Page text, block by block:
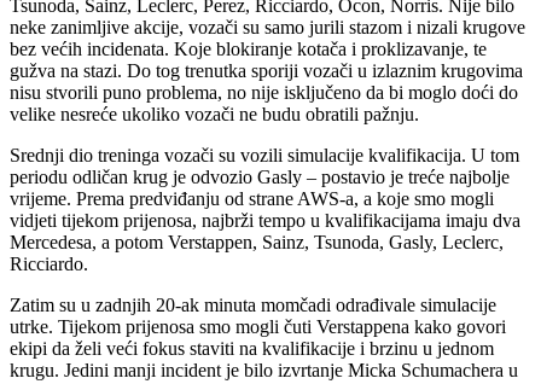
Tsunoda, Sainz, Leclerc, Perez, Ricciardo, Ocon, Norris. Nije bilo
neke zanimljive akcije, vozači su samo jurili stazom i nizali krugove
bez većih incidenata. Koje blokiranje kotača i proklizavanje, te
gužva na stazi. Do tog trenutka sporiji vozači u izlaznim krugovima
nisu stvorili puno problema, no nije isključeno da bi moglo doći do
velike nesreće ukoliko vozači ne budu obratili pažnju.
Srednji dio treninga vozači su vozili simulacije kvalifikacija. U tom
periodu odličan krug je odvozio Gasly – postavio je treće najbolje
vrijeme. Prema predviđanju od strane AWS-a, a koje smo mogli
vidjeti tijekom prijenosa, najbrži tempo u kvalifikacijama imaju dva
Mercedesa, a potom Verstappen, Sainz, Tsunoda, Gasly, Leclerc,
Ricciardo.
Zatim su u zadnjih 20-ak minuta momčadi odrađivale simulacije
utrke. Tijekom prijenosa smo mogli čuti Verstappena kako govori
ekipi da želi veći fokus staviti na kvalifikacije i brzinu u jednom
krugu. Jedini manji incident je bilo izvrtanje Micka Schumachera u